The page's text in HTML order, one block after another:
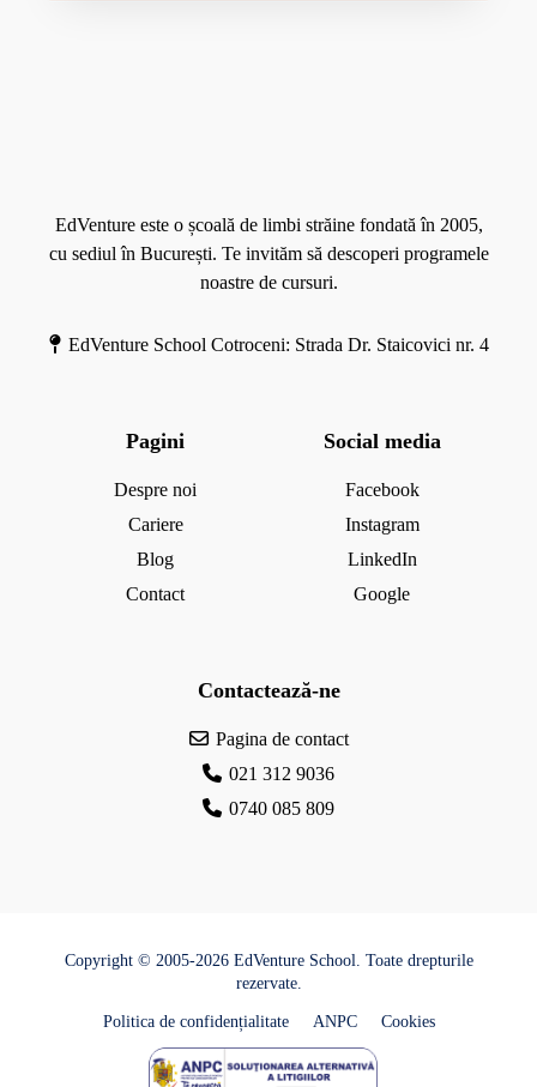
EdVenture este o școală de limbi străine fondată în 2005,
cu sediul în București. Te invităm să descoperi programele
noastre de cursuri.
EdVenture School Cotroceni: Strada Dr. Staicovici nr. 4
Pagini
Despre noi
Cariere
Blog
Contact
Social media
Facebook
Instagram
LinkedIn
Google
Contactează-ne
Pagina de contact
021 312 9036
0740 085 809
Copyright © 2005-2026 EdVenture School. Toate drepturile
rezervate.
Politica de confidențialitate ANPC Cookies